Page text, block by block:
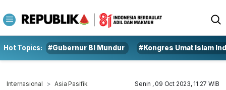
Hot Topics: #Gubernur BI Mundur #Kongres Umat Islam
Internasional Asia Pasifik Senin , 09 Oct 2023, 11:27 WIB